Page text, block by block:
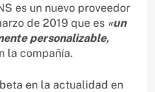
es un nuevo proveedor
de 2019 que es «un
personalizable,
la compañía.
en la actualidad en